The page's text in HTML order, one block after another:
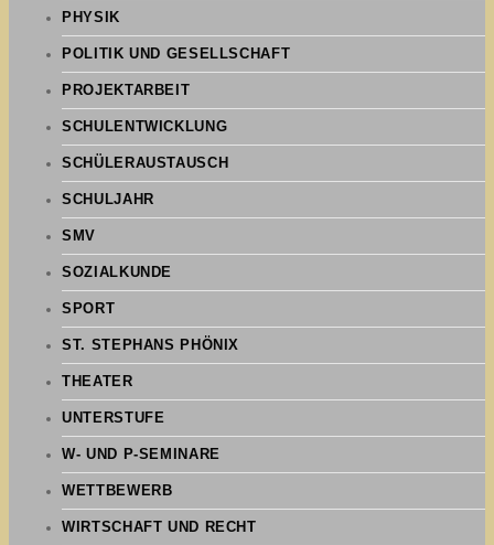
PHYSIK
POLITIK UND GESELLSCHAFT
PROJEKTARBEIT
SCHULENTWICKLUNG
SCHÜLERAUSTAUSCH
SCHULJAHR
SMV
SOZIALKUNDE
SPORT
ST. STEPHANS PHÖNIX
THEATER
UNTERSTUFE
W- UND P-SEMINARE
WETTBEWERB
WIRTSCHAFT UND RECHT